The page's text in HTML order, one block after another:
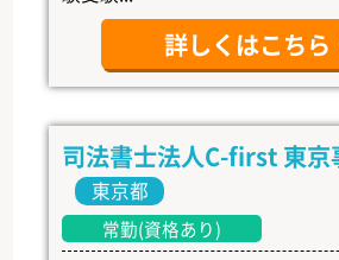
詳しくはこちら
司法書士法人C-first 東京
東京都
常勤(資格あり)